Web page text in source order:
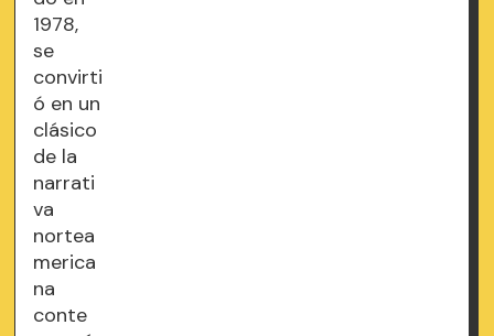
1978,
se
convirti
ó en un
clásico
de la
narrati
va
nortea
merica
na
conte